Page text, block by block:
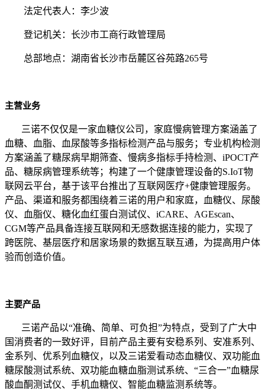
法定代表人：李少波
登记机关：长沙市工商行政管理局
总部地点：湖南省长沙市岳麓区谷苑路265号
主营业务
三诺不仅仅是一家血糖仪公司，家庭慢病管理方案涵盖了
血糖、血脂、血尿酸等多指标检测产品与服务；专业机构检测
方案涵盖了糖尿病早期筛查、慢病多指标手持检测、iPOCT产
品、糖尿病管理系统等；构建了一个健康管理设备的S.IoT物
联网云平台，基于该平台推出了互联网医疗+健康管理服务。
产品、渠道和服务都围绕着三诺的用户和家庭，血糖仪、尿酸
仪、血脂仪、糖化血红蛋白测试仪、iCARE、AGEscan、
CGM等产品具备连接互联网和无感数据连接的能力，实现了
跨医院、基层医疗和居家场景的数据互联互通，为提高用户体
验而创造价值。
主要产品
三诺产品以“准确、简单、可负担”为特点，受到了广大中
国消费者的一致好评，目前产品主要有安稳系列、安准系列、
金系列、优系列血糖仪，以及三诺爱看动态血糖仪、双功能血
糖尿酸测试系统、双功能血糖血脂测试系统、“三合一”血糖尿
酸血酮测试仪、手机血糖仪、智能血糖监测系统等。